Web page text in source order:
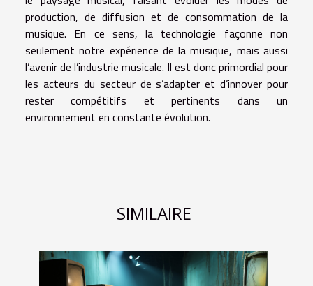
production, de diffusion et de consommation de la
musique. En ce sens, la technologie façonne non
seulement notre expérience de la musique, mais aussi
l’avenir de l’industrie musicale. Il est donc primordial pour
les acteurs du secteur de s’adapter et d’innover pour
rester compétitifs et pertinents dans un
environnement en constante évolution.
SIMILAIRE